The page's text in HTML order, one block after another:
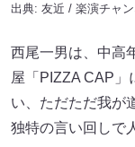
出典: 友近 / 楽演チャ
西尾一男は、中高
屋「PIZZA CAP」
い、ただただ我が
独特の言い回しで